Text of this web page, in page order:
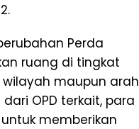
Perda
ruang di tingkat
maupun arah
OPD terkait, para
memberikan